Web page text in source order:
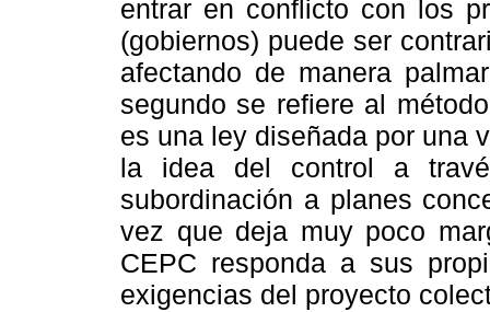
entrar en conflicto con los
(gobiernos) puede ser
afectando de manera
segundo se refiere al
es una ley diseñada por una
la idea del control a
subordinación a planes
vez que deja muy poco
CEPC responda a sus
exigencias del proyecto